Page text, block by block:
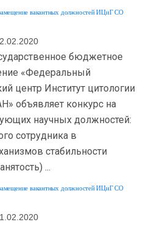
вакантных должностей ИЦиГ СО
бюджетное
«Федеральный
центр Институт цитологии
объявляет конкурс на
научных должностей:
сотрудника в
стабильности
...
вакантных должностей ИЦиГ СО